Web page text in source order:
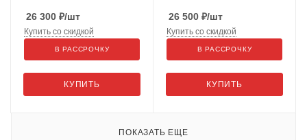
26 300 ₽/шт
КУПИТЬ
Купить со скидкой
В РАССРОЧКУ
26 500 ₽/шт
КУПИТЬ
Купить со скидкой
В РАССРОЧКУ
ПОКАЗАТЬ ЕЩЕ